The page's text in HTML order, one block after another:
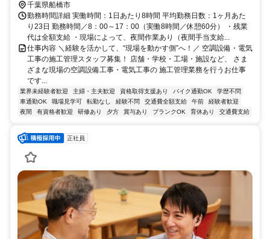
千葉県船橋市
勤務時間詳細 実働時間：1日あたり8時間 平均勤務日数：1ヶ月あた
り23日 勤務時間／8：00～17：00（実働8時間／休憩60分） ・残業
代は全額支給 ・現場によって、夜間作業あり（夜間手当支給...
仕事内容 ＼経験を活かして、“現場を動かす側”へ！／ 空調設備・電気
工事の施工管理スタッフ募集！ 店舗・学校・工場・施設など、 さま
ざまな現場の空調設備工事・電気工事の 施工管理業務を行うお仕事
です...
業界未経験者歓迎 主婦・主夫歓迎 資格取得支援あり バイク通勤OK
学歴不問
車通勤OK
職場見学可 転勤なし 経験不問 交通費全額支給 午前
経験者歓迎
夜間
有資格者歓迎 研修あり 夕方 賞与あり ブランクOK 育休あり 交通費支給
正社員